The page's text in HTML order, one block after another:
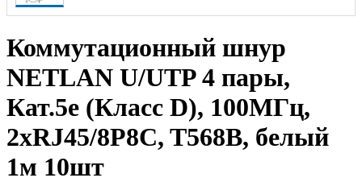
Коммутационный шнур
NETLAN U/UTP 4 пары,
Кат.5е (Класс D), 100МГц,
2хRJ45/8P8C, T568B, белый
1м 10шт